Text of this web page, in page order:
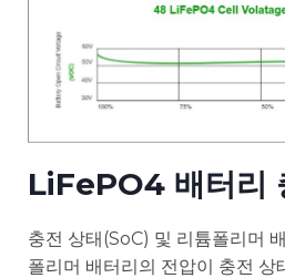
LiFePO4 배터리
충전 상태(SoC) 및 리튬폴리머
폴리머 배터리의 전압이 충전 상